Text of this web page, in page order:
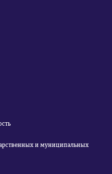
и муниципальных